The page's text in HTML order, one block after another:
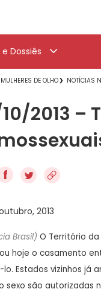
Dossiês
MULHERES DE OLHO NOTÍCIAS
2013
f
2013
Brasil) O Território
hoje o casamento
Estados vizinhos já
sexo são autorizadas